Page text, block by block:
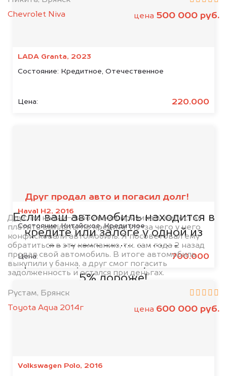
LADA Granta, 2023
Состояние: Кредитное, Отечественное
Цена: 220.000
Haval H2, 2016
Состояние:Китайское, Кредитное
Цена: 700.000
Volkswagen Polo, 2016
Chevrolet Niva
цена 500 000 руб.
Друг продал авто и погасил долг!
Друг, по каким-либо своим причинам, перестал
платить выплаты по кредиту. Из-за чего у него
конфисковали автомобиль. Я посоветовал ему
обратиться в эту компанию, т.к. сам года 2 назад
продал свой автомобиль. В итоге автомобиль
выкупили у банка, а друг смог погасить
задолженность и остался при деньгах.
Рустам, Брянск
Toyota Aqua 2014г
цена 600 000 руб.
банками
Если ваш автомобиль находится в
кредите или залоге у одной из
представленных ниже
организаций, то мы купим его на
5% дороже!